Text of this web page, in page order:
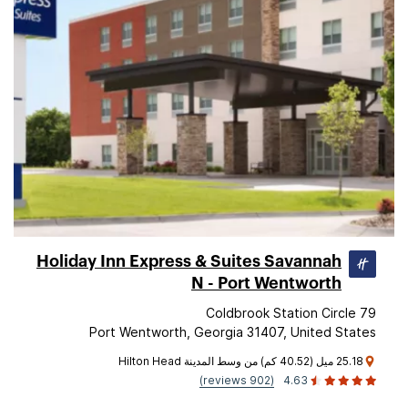
Holiday Inn Express & Suites Savannah
N - Port Wentworth
79 Coldbrook Station Circle
Port Wentworth, Georgia 31407, United States
25.18 ميل (40.52 كم) من وسط المدينة Hilton Head
4.63
(902 reviews)